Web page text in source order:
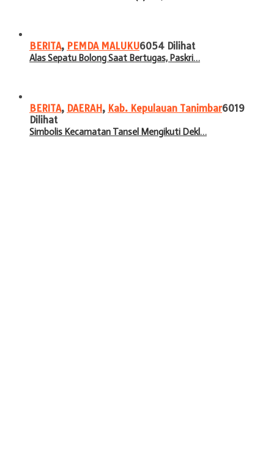
BERITA, PEMDA MALUKU6054 Dilihat
Alas Sepatu Bolong Saat Bertugas, Paskri…
BERITA, DAERAH, Kab. Kepulauan Tanimbar6019
Dilihat
Simbolis Kecamatan Tansel Mengikuti Dekl…